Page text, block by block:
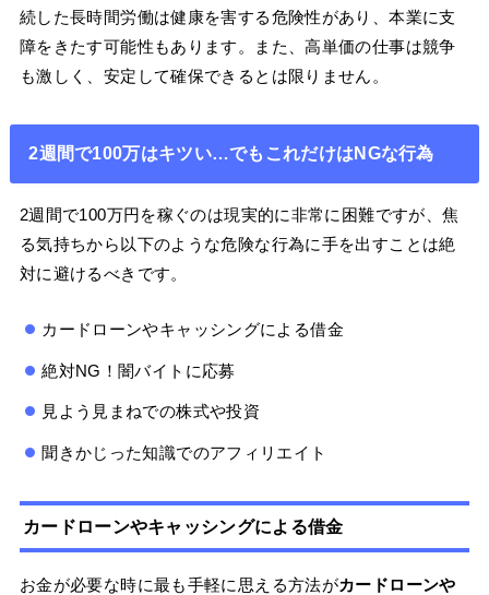
続した長時間労働は健康を害する危険性があり、本業に支
障をきたす可能性もあります。また、高単価の仕事は競争
も激しく、安定して確保できるとは限りません。
2週間で100万はキツい…でもこれだけはNGな行為
2週間で100万円を稼ぐのは現実的に非常に困難ですが、焦
る気持ちから以下のような危険な行為に手を出すことは絶
対に避けるべきです。
カードローンやキャッシングによる借金
絶対NG！闇バイトに応募
見よう見まねでの株式や投資
聞きかじった知識でのアフィリエイト
カードローンやキャッシングによる借金
お金が必要な時に最も手軽に思える方法がカードローンや